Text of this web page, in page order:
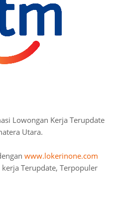
Lowongan Kerja Terupdate
Utara.
www.lokerinone.com
Terupdate, Terpopuler